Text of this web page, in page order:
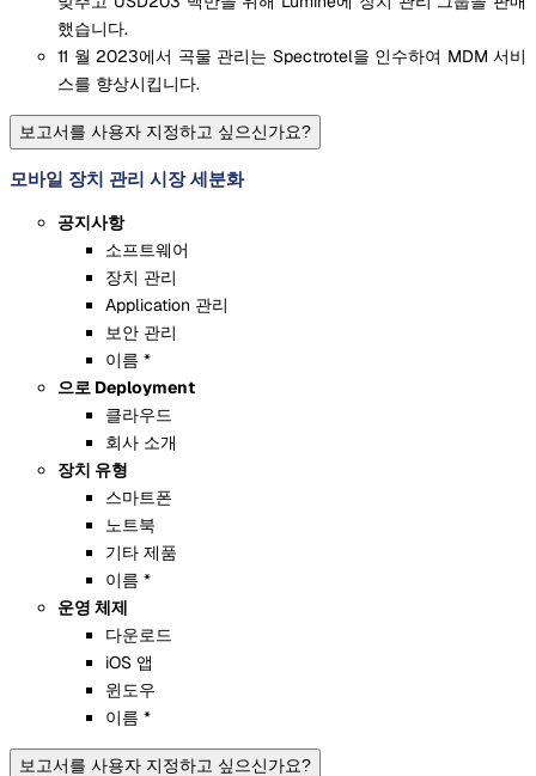
했습니다.
11 월 2023에서 곡물 관리는 Spectrotel을 인수하여 MDM 서비
스를 향상시킵니다.
보고서를 사용자 지정하고 싶으신가요?
모바일 장치 관리 시장 세분화
공지사항
소프트웨어
장치 관리
Application 관리
보안 관리
이름 *
으로 Deployment
클라우드
회사 소개
장치 유형
스마트폰
노트북
기타 제품
이름 *
운영 체제
다운로드
iOS 앱
윈도우
이름 *
보고서를 사용자 지정하고 싶으신가요?